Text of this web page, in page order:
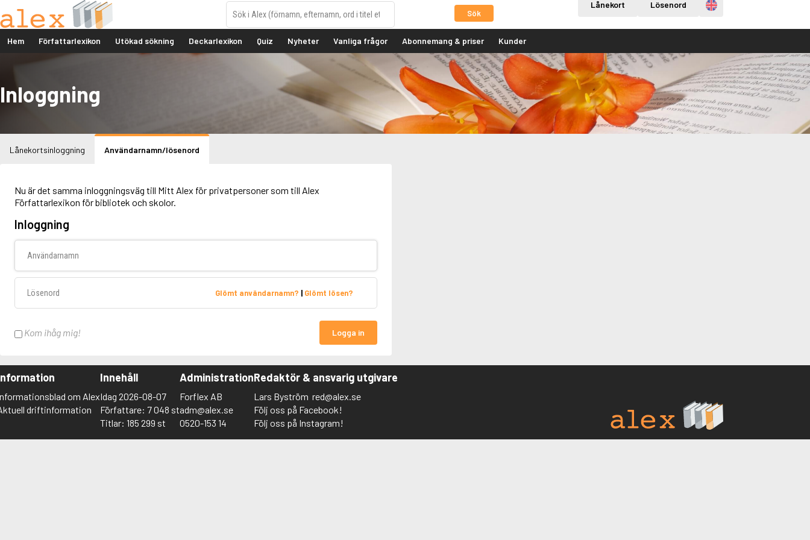
Sök
Lånekort Lösenord Engelska
Hem Författarlexikon Utökad sökning Deckarlexikon Quiz Nyheter Vanliga frågor Abonnemang & priser Kunder
Inloggning
Lånekortsinloggning Användarnamn/lösenord
Nu är det samma inloggningsväg till Mitt Alex för privatpersoner som till Alex
Författarlexikon för bibliotek och skolor.
Inloggning
Glömt användarnamn? | Glömt lösen?
Kom ihåg mig! Logga in
om Alex
driftinformation
Innehåll
Idag 2026-08-07
Författare: 7 048 st
Titlar: 185 299 st
Administration
Forflex AB
adm@alex.se
0520-153 14
Redaktör & ansvarig utgivare
Lars Byström red@alex.se
Följ oss på Facebook!
Följ oss på Instagram!